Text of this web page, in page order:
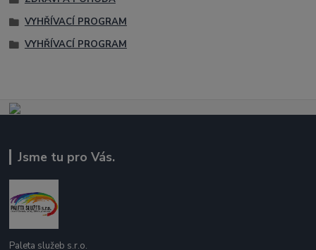
VYHŘÍVACÍ PROGRAM
VYHŘÍVACÍ PROGRAM
Jsme tu pro Vás.
Paleta služeb s.r.o.